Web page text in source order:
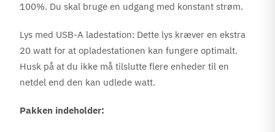
100%. Du skal bruge en udgang med konstant strøm.
Lys med USB-A ladestation: Dette lys kræver en ekstra
20 watt for at opladestationen kan fungere optimalt.
Husk på at du ikke må tilslutte flere enheder til en
netdel end den kan udlede watt.
Pakken indeholder: